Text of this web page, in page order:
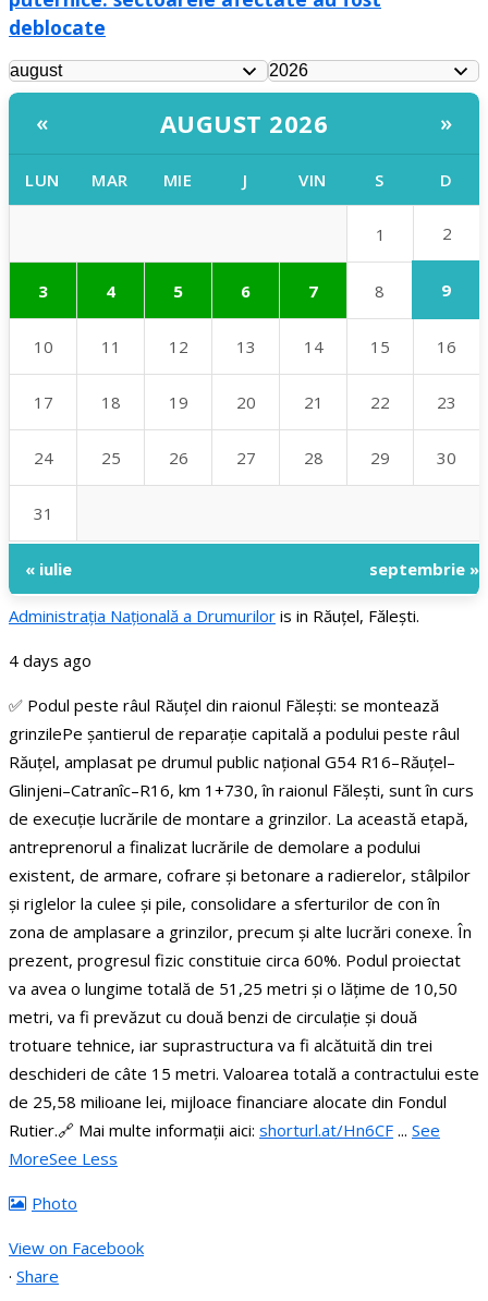
deblocate
« AUGUST 2026 »
LUN MAR MIE J VIN S D
1 2
3 4 5 6 7 8 9
10 11 12 13 14 15 16
17 18 19 20 21 22 23
24 25 26 27 28 29 30
31
« iulie septembrie »
Administraţia Națională a Drumurilor is in Răuțel, Fălești.
4 days ago
✅ Podul peste râul Răuțel din raionul Fălești: se montează
grinzilePe șantierul de reparație capitală a podului peste râul
Răuțel, amplasat pe drumul public național G54 R16–Răuțel–
Glinjeni–Catranîc–R16, km 1+730, în raionul Fălești, sunt în curs
de execuție lucrările de montare a grinzilor. La această etapă,
antreprenorul a finalizat lucrările de demolare a podului
existent, de armare, cofrare și betonare a radierelor, stâlpilor
și riglelor la culee și pile, consolidare a sferturilor de con în
zona de amplasare a grinzilor, precum și alte lucrări conexe. În
prezent, progresul fizic constituie circa 60%. Podul proiectat
va avea o lungime totală de 51,25 metri și o lățime de 10,50
metri, va fi prevăzut cu două benzi de circulație și două
trotuare tehnice, iar suprastructura va fi alcătuită din trei
deschideri de câte 15 metri. Valoarea totală a contractului este
de 25,58 milioane lei, mijloace financiare alocate din Fondul
Rutier.🔗 Mai multe informații aici: shorturl.at/Hn6CF ... See
MoreSee Less
Photo
View on Facebook
· Share